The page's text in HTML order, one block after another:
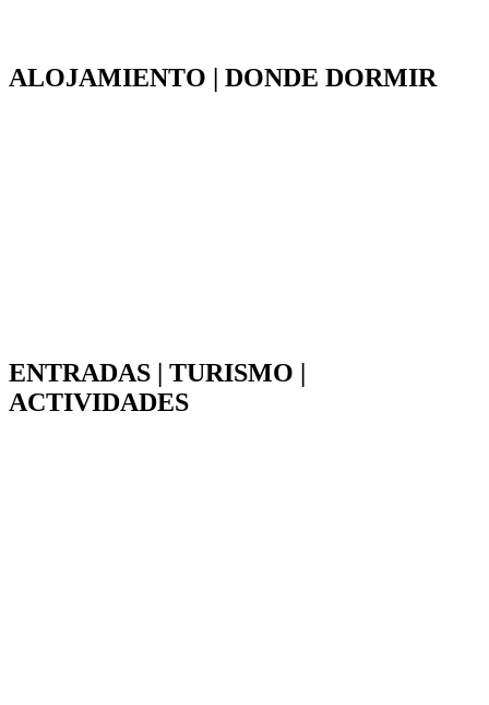
ALOJAMIENTO | DONDE DORMIR
ENTRADAS | TURISMO |
ACTIVIDADES